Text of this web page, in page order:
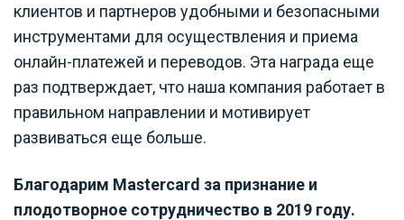
клиентов и партнеров удобными и безопасными
инструментами для осуществления и приема
онлайн-платежей и переводов. Эта награда еще
раз подтверждает, что наша компания работает в
правильном направлении и мотивирует
развиваться еще больше.
Благодарим Mastercard за признание и
плодотворное сотрудничество в 2019 году.